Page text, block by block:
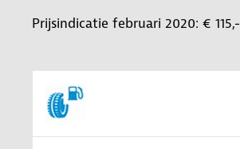
Prijsindicatie februari 2020: € 115,-